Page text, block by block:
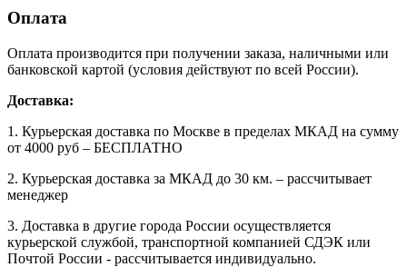
Оплата
Оплата производится при получении заказа, наличными или
банковской картой (условия действуют по всей России).
Доставка:
1. Курьерская доставка по Москве в пределах МКАД на сумму
от 4000 руб – БЕСПЛАТНО
2. Курьерская доставка за МКАД до 30 км. – рассчитывает
менеджер
3. Доставка в другие города России осуществляется
курьерской службой, транспортной компанией СДЭК или
Почтой России - рассчитывается индивидуально.